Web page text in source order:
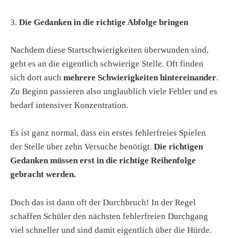
3. Die Gedanken in die richtige Abfolge bringen
Nachdem diese Startschwierigkeiten überwunden sind,
geht es an die eigentlich schwierige Stelle. Oft finden
sich dort auch mehrere Schwierigkeiten hintereinander.
Zu Beginn passieren also unglaublich viele Fehler und es
bedarf intensiver Konzentration.
Es ist ganz normal, dass ein erstes fehlerfreies Spielen
der Stelle über zehn Versuche benötigt. Die richtigen
Gedanken müssen erst in die richtige Reihenfolge
gebracht werden.
Doch das ist dann oft der Durchbruch! In der Regel
schaffen Schüler den nächsten fehlerfreien Durchgang
viel schneller und sind damit eigentlich über die Hürde.